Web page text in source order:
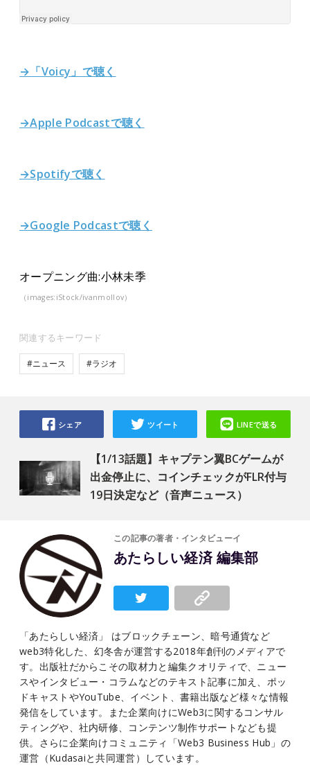
→「Voicy」で聴く
→Apple Podcastで聴く
→Spotifyで聴く
→Google Podcastで聴く
オープニング曲:小林未季
（images:iStock/ivanmollov）
関連するキーワード
#ニュース #ラジオ
【1/13話題】キャプテン翼BCゲームが
出金停止に、コインチェックがFLR付与
19日決定など（音声ニュース）
シェア ツイート LINEで送る
この記事の著者・インタビューイ
あたらしい経済 編集部
「あたらしい経済」 はブロックチェーン、暗号通貨など
web3特化した、幻冬舎が運営する2018年創刊のメディアで
す。出版社だからこその取材力と編集クオリティで、ニュー
スやインタビュー・コラムなどのテキスト記事に加え、ポッ
ドキャストやYouTube、イベント、書籍出版など様々な情報
発信をしています。また企業向けにWeb3に関するコンサル
ティングや、社内研修、コンテンツ制作サポートなども提
供。さらに企業向けコミュニティ「Web3 Business Hub」の
運営（Kudasaiと共同運営）しています。